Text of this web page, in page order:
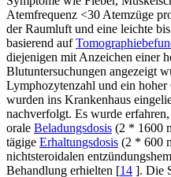
Atemfrequenz <30 Atemzüge
der Raumluft und eine leichte
basierend auf
diejenigen mit Anzeichen einer
Blutuntersuchungen angezeigt
Lymphozytenzahl und ein hoher
wurden ins Krankenhaus
nachverfolgt. Es wurde
orale Beladungsdosis (2 * 1600
tägige Erhaltungsdosis (2 * 600
nichtsteroidalen
Behandlung erhielten [14 ]. Die